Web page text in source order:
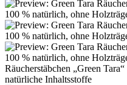
Räucherstäbchen „Green
natürliche Inhaltsstoffe